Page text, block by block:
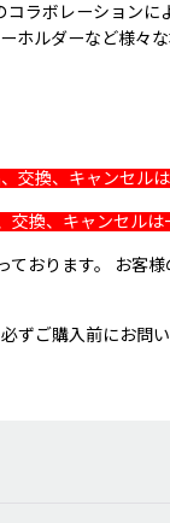
ラボレーション
ホルダーなど様々
換、キャンセルは
換、キャンセルは
おります。 お客
ご購入前にお問